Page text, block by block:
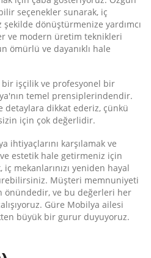
seçenekler sunarak, iç
şekilde dönüştürmenize yardımcı
ve modern üretim teknikleri
ömürlü ve dayanıklı hale
işçilik ve profesyonel bir
temel prensiplerindendir.
detaylara dikkat ederiz, çünkü
için çok değerlidir.
ihtiyaçlarını karşılamak ve
ve estetik hale getirmeniz için
iç mekanlarınızı yeniden hayal
Müşteri memnuniyeti
önündedir, ve bu değerleri her
Güre Mobilya ailesi
büyük bir gurur duyuyoruz.